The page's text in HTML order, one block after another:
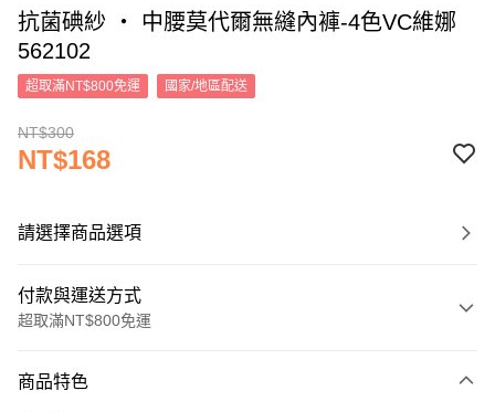
抗菌碘紗 ‧ 中腰莫代爾無縫內褲-4色VC維娜
562102
超取滿NT$800免運 國家/地區配送
NT$300
NT$168
請選擇商品選項
付款與運送方式
超取滿NT$800免運
信用卡一次付款
商品特色